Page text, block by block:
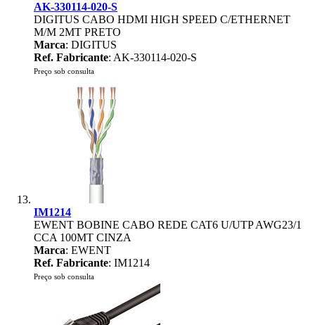
AK-330114-020-S
DIGITUS CABO HDMI HIGH SPEED C/ETHERNET
M/M 2MT PRETO
Marca: DIGITUS
Ref. Fabricante: AK-330114-020-S
Preço sob consulta
IM1214
EWENT BOBINE CABO REDE CAT6 U/UTP AWG23/1
CCA 100MT CINZA
Marca: EWENT
Ref. Fabricante: IM1214
Preço sob consulta